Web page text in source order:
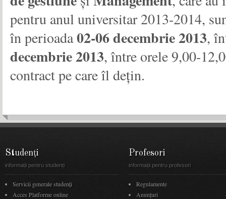
pentru anul universitar 2013-2014,
în perioada02-06 decembrie 2013,
decembrie 2013, între orele 9,00-
contract pe care îl dețin.
Studenți
informații pentru studenți
Servicii generale studenți
Acces Platforme online
Profesori
informații pentru profesori
Regulamente
Anunţuri